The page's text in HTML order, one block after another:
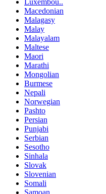
Macedonian
Malagasy
Malay
Malayalam
Maltese
Maori
Marathi
Mongolian
Burmese
Nepali
Norwegian
Pashto
Persian
Punjabi
Serbian
Sesotho
Sinhala
Slovak
Slovenian
Somali
Samoan